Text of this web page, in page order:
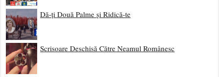
Dă-ți Două Palme și Ridică-te
Scrisoare Deschisă Către Neamul Românesc